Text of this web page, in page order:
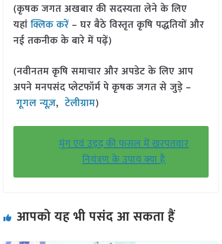
(कृषक जगत अखबार की सदस्यता लेने के लिए
यहांक्लिक करें– घर बैठे विस्तृत कृषि पद्धतियों और
नई तकनीक के बारे में पढ़ें)
(नवीनतम कृषि समाचार और अपडेट के लिए आप
अपने मनपसंद प्लेटफॉर्म पे कृषक जगत से जुड़े –
गूगल न्यूज़,टेलीग्राम)
मूंग एवं उड़द की फसल में खरपतवार
नियंत्रण के उपाय क्या है
आपको यह भी पसंद आ सकता हैं